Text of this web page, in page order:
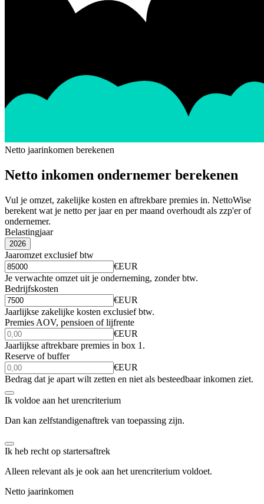
Netto jaarinkomen berekenen
Netto inkomen ondernemer berekenen
Vul je omzet, zakelijke kosten en aftrekbare premies in. NettoWise
berekent wat je netto per jaar en per maand overhoudt als zzp'er of
ondernemer.
Belastingjaar
2026
Jaaromzet exclusief btw
€EUR
Je verwachte omzet uit je onderneming, zonder btw.
Bedrijfskosten
€EUR
Jaarlijkse zakelijke kosten exclusief btw.
Premies AOV, pensioen of lijfrente
€EUR
Jaarlijkse aftrekbare premies in box 1.
Reserve of buffer
€EUR
Bedrag dat je apart wilt zetten en niet als besteedbaar inkomen ziet.
Ik voldoe aan het urencriterium
Dan kan zelfstandigenaftrek van toepassing zijn.
Ik heb recht op startersaftrek
Alleen relevant als je ook aan het urencriterium voldoet.
Netto jaarinkomen